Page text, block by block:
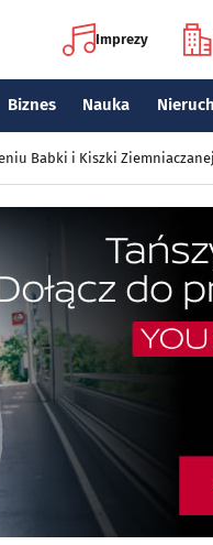
Imprezy
Biznes Nauka
Babki i Kiszki Ziemniaczanej